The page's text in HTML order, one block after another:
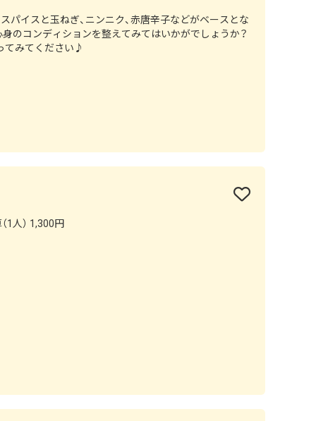
パイスと玉ねぎ、ニンニク、赤唐辛子などがベースとな
のコンディションを整えてみてはいかがでしょうか？
てみてください♪
1人） 1,300円